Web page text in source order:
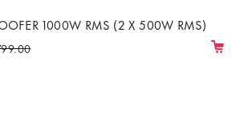
1000W RMS (2 X 500W RMS)